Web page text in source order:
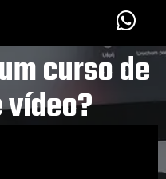
curso de